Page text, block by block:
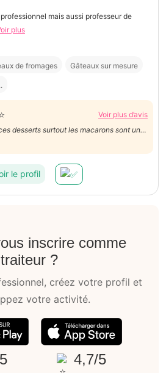
mais aussi professeur de
plus
de fromages Gâteaux sur mesure
Voir plus d’avis
le profil
inscrire comme
traiteur ?
créez votre profil et
votre activité.
4,7/5